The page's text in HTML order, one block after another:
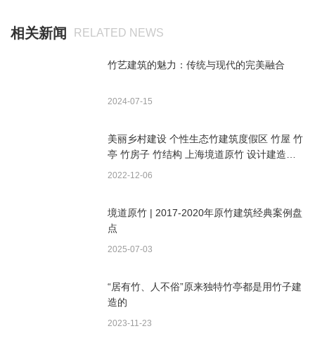
相关新闻 RELATED NEWS
竹艺建筑的魅力：传统与现代的完美融合
2024-07-15
美丽乡村建设 个性生态竹建筑度假区 竹屋 竹
亭 竹房子 竹结构 上海境道原竹 设计建造一
体
2022-12-06
境道原竹 | 2017-2020年原竹建筑经典案例盘
点
2025-07-03
“居有竹、人不俗”原来独特竹亭都是用竹子建
造的
2023-11-23